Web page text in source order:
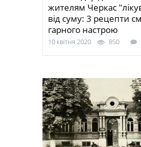
жителям Черкас
від суму: 3 рецепти
гарного настрою
10 квітня 2020 850